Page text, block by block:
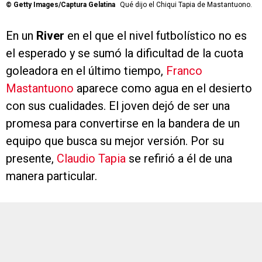
© Getty Images/Captura Gelatina Qué dijo el Chiqui Tapia de Mastantuono.
En un River en el que el nivel futbolístico no es
el esperado y se sumó la dificultad de la cuota
goleadora en el último tiempo, Franco
Mastantuono aparece como agua en el desierto
con sus cualidades. El joven dejó de ser una
promesa para convertirse en la bandera de un
equipo que busca su mejor versión. Por su
presente, Claudio Tapia se refirió a él de una
manera particular.